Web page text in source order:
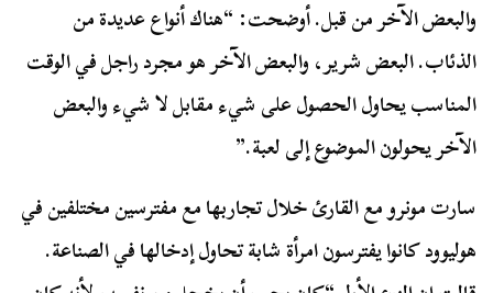
والبعض الآخر من قبل. أوضحت: “هناك أنواع عديدة من
الذئاب. البعض شرير، والبعض الآخر هو مجرد راجل في الوقت
المناسب يحاول الحصول على شيء مقابل لا شيء والبعض
الآخر يحولون الموضوع إلى لعبة.”
سارت مونرو مع القارئ خلال تجاربها مع مفترسين مختلفين في
هوليوود كانوا يفترسون امرأة شابة تحاول إدخالها في الصناعة.